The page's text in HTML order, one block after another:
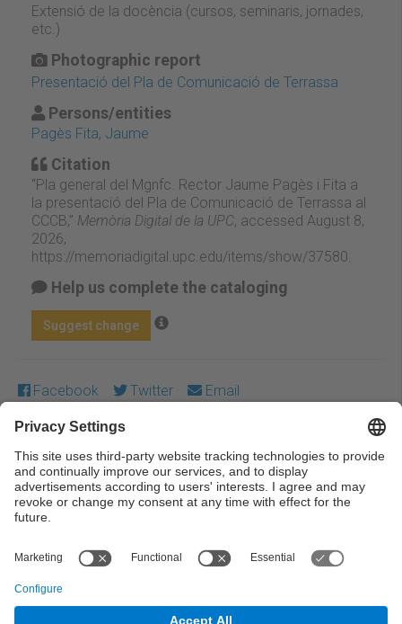
Extensió de la docència (cursos, seminaris, jornades,
etc.)
Photographic report
Presentació del Pla de Comunicació de Terrassa
Persons/entities
Pagès Fita, Jaume
Citation
“Pla general del Mgnfc. Rector Jaume Pagès i Fita a
la presentació del Pla de Comunicació de Terrassa al
CCCB,” Memòria Digital de la UPC, accessed August 8,
2026,
https://memoriadigital.upc.edu/items/show/37580
Help us complete the cataloging
Suggest change
Facebook Twitter Email
Except where otherwise noted, content on this work is
licensed under a Creative Commons license:Attribution-
NonCommercial-NoDerivs 4.0 Generic